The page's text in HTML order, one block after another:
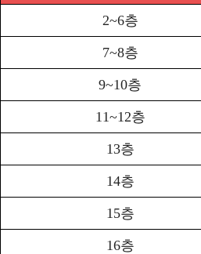
2~6층
7~8층
9~10층
11~12층
13층
14층
15층
16층